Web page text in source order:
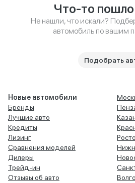
Что-то пошло
Не нашли, что искали?
автомобиль по вашим
Подобрать
Новые автомобили
Бренды
Лучшие авто
Кредиты
Лизинг
Сравнения моделей
Дилеры
Трейд-ин
Отзывы об авто